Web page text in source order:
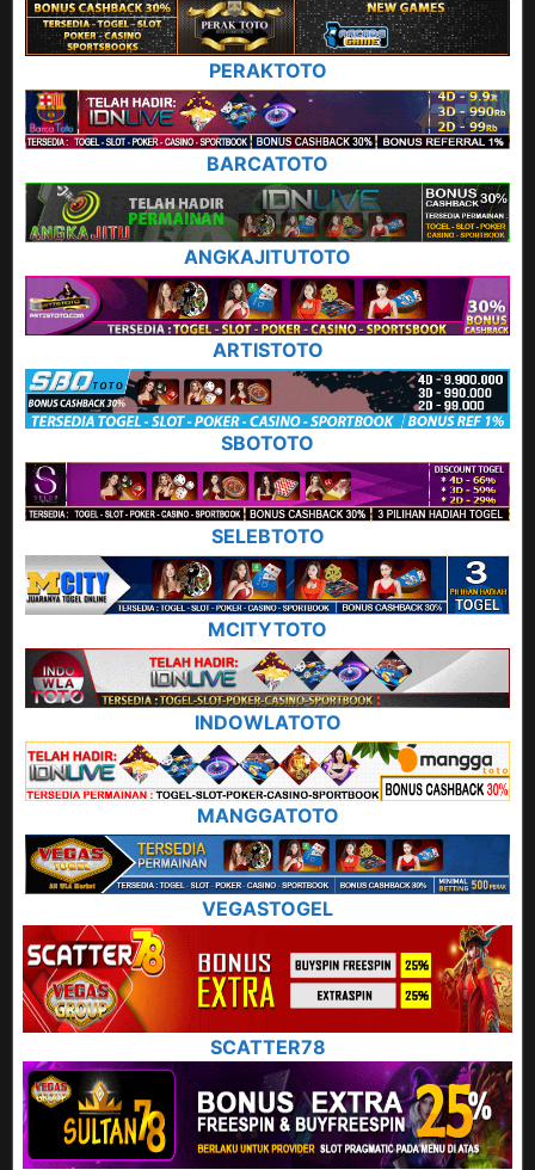
PERAKTOTO
BARCATOTO
ANGKAJITUTOTO
ARTISTOTO
SBOTOTO
SELEBTOTO
MCITYTOTO
INDOWLATOTO
MANGGATOTO
VEGASTOGEL
SCATTER78